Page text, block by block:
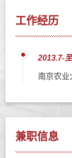
工作经历
2013.7-
南京农
兼职信息